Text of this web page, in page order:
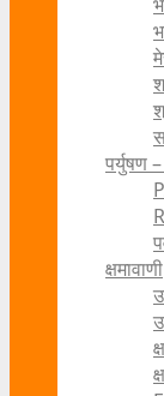
पर्युषण
क्षमावाणी